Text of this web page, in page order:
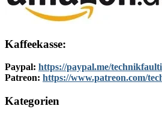
Kaffeekasse:
Paypal: https://paypal.me/
Patreon: https://www.patreon.com/
Kategorien